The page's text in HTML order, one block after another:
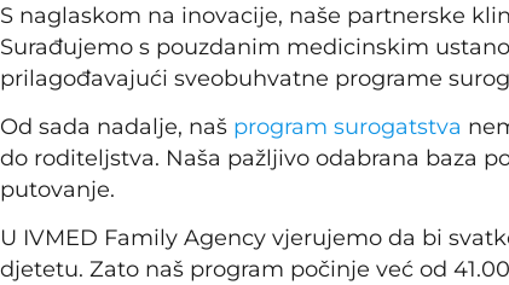
S naglaskom na inovacije, naše partnerske
Surađujemo s pouzdanim medicinskim
prilagođavajući sveobuhvatne programe
Od sada nadalje, naš program surogatstva
do roditeljstva. Naša pažljivo odabrana baza
putovanje.
U IVMED Family Agency vjerujemo da bi
djetetu. Zato naš program počinje već od